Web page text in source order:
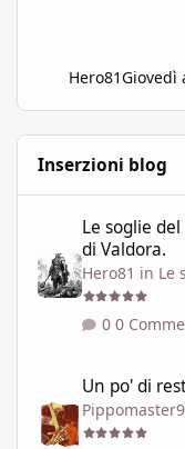
Hero81 Giovedì
Inserzioni blog
Le soglie
di Valdora.
Hero81 in Le
0
Un po' di